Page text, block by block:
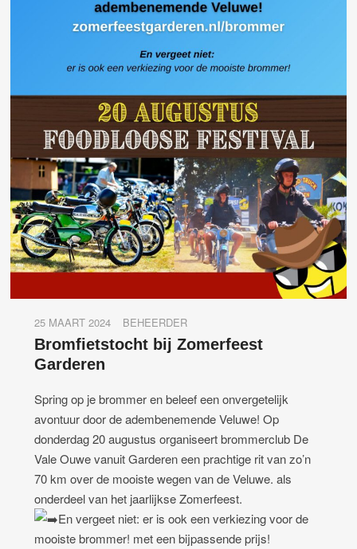
25 MAART 2024 BEHEERDER
Bromfietstocht bij Zomerfeest
Garderen
Spring op je brommer en beleef een onvergetelijk
avontuur door de adembenemende Veluwe! Op
donderdag 20 augustus organiseert brommerclub De
Vale Ouwe vanuit Garderen een prachtige rit van zo’n
70 km over de mooiste wegen van de Veluwe. als
onderdeel van het jaarlijkse Zomerfeest.
En vergeet niet: er is ook een verkiezing voor de
mooiste brommer! met een bijpassende prijs!